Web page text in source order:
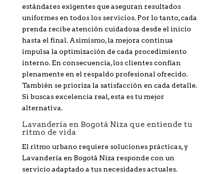
estándares exigentes que aseguran resultados
uniformes en todos los servicios. Por lo tanto, cada
prenda recibe atención cuidadosa desde el inicio
hasta el final. Asimismo, la mejora continua
impulsa la optimización de cada procedimiento
interno. En consecuencia, los clientes confían
plenamente en el respaldo profesional ofrecido.
También se prioriza la satisfacción en cada detalle.
Si buscas excelencia real, esta es tu mejor
alternativa.
Lavandería en Bogotá Niza que entiende tu
ritmo de vida
El ritmo urbano requiere soluciones prácticas, y
Lavandería en Bogotá Niza responde con un
servicio adaptado a tus necesidades actuales.